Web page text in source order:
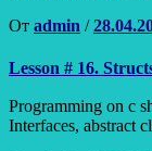
От admin /
Programming on c
Interfaces, abstract